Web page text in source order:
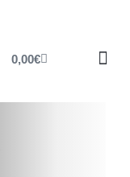
0,00€